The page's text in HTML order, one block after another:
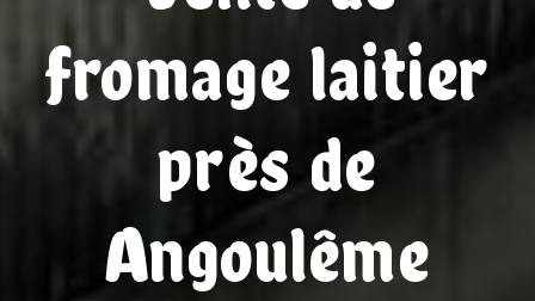
fromage laitier
près de
Angoulême